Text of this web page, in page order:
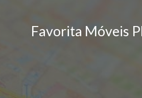
Favorita Móveis